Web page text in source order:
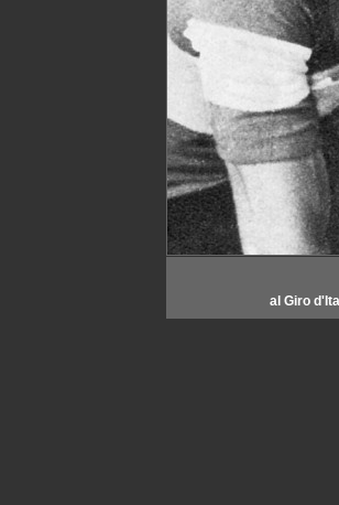
al Giro